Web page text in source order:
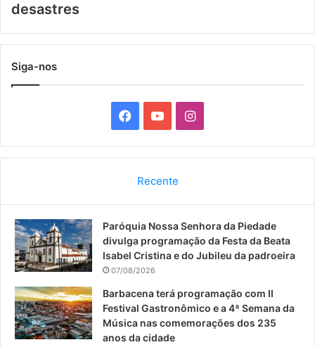
desastres
Siga-nos
a
b
o
k
o
u
b
I
n
a
g
a
Recente
Paróquia Nossa Senhora da Piedade
divulga programação da Festa da Beata
Isabel Cristina e do Jubileu da padroeira
07/08/2026
Barbacena terá programação com II
Festival Gastronômico e a 4ª Semana da
Música nas comemorações dos 235
anos da cidade